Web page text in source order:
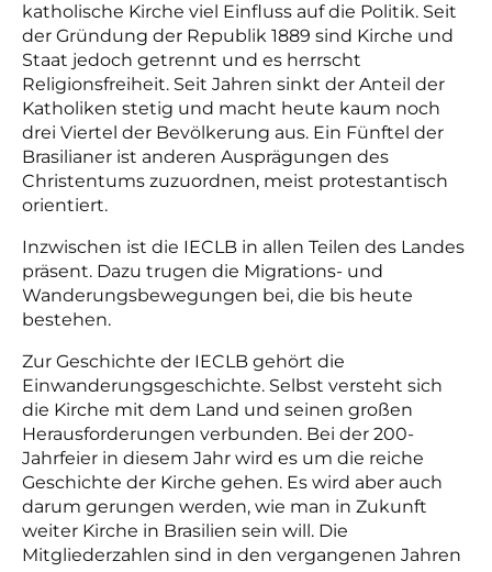
katholische Kirche viel Einfluss auf die Politik. Seit
der Gründung der Republik 1889 sind Kirche und
Staat jedoch getrennt und es herrscht
Religionsfreiheit. Seit Jahren sinkt der Anteil der
Katholiken stetig und macht heute kaum noch
drei Viertel der Bevölkerung aus. Ein Fünftel der
Brasilianer ist anderen Ausprägungen des
Christentums zuzuordnen, meist protestantisch
orientiert.
Inzwischen ist die IECLB in allen Teilen des Landes
präsent. Dazu trugen die Migrations- und
Wanderungsbewegungen bei, die bis heute
bestehen.
Zur Geschichte der IECLB gehört die
Einwanderungsgeschichte. Selbst versteht sich
die Kirche mit dem Land und seinen großen
Herausforderungen verbunden. Bei der 200-
Jahrfeier in diesem Jahr wird es um die reiche
Geschichte der Kirche gehen. Es wird aber auch
darum gerungen werden, wie man in Zukunft
weiter Kirche in Brasilien sein will. Die
Mitgliederzahlen sind in den vergangenen Jahren